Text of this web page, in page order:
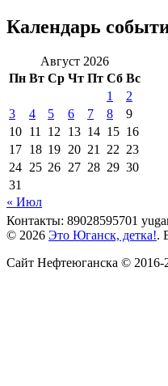
Календарь
Август 2026
Пн Вт Ср Чт Пт Сб Вс
1
2
3
4 5 6 7 8
9
10 11 12 13 14 15 16
17 18 19 20 21 22 23
24 25 26 27 28 29 30
31
« Июл
Контакты: 89028595701
© 2026 Это Юганск, детка!.
Сайт Нефтеюганска ©